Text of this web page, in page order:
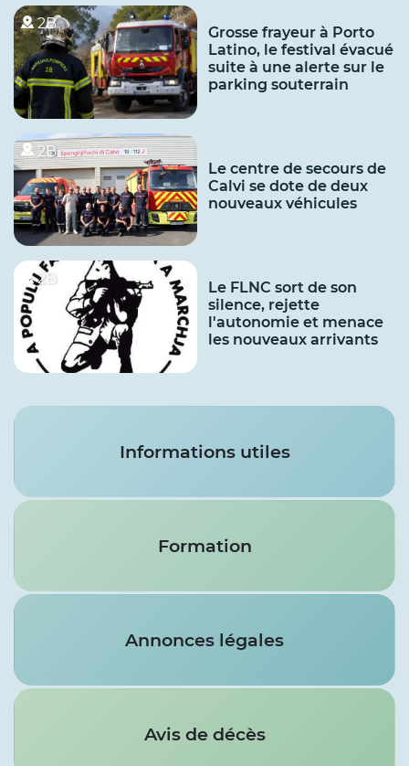
2B
Grosse frayeur à Porto
Latino, le festival évacué
suite à une alerte sur le
parking souterrain
2B
Le centre de secours de
Calvi se dote de deux
nouveaux véhicules
2B
Le FLNC sort de son
silence, rejette
l'autonomie et menace
les nouveaux arrivants
Services
Informations utiles
Formation
Annonces légales
Avis de décès